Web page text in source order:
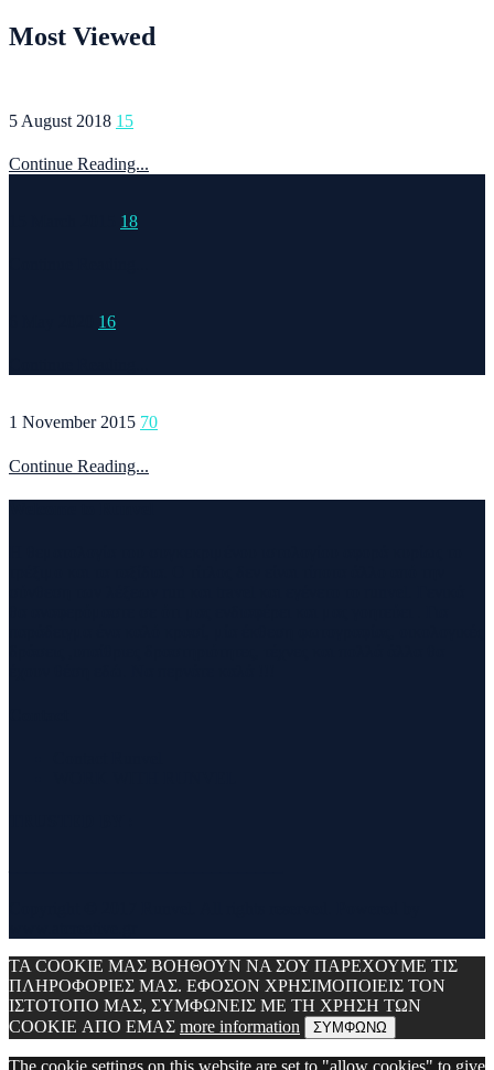
Most Viewed
5 August 2018 15
Continue Reading...
18
16
1 November 2015 70
Continue Reading...
ΤΑ COOKIE ΜΑΣ ΒΟΗΘΟΥΝ ΝΑ ΣΟΥ ΠΑΡΕΧΟΥΜΕ ΤΙΣ
ΠΛΗΡΟΦΟΡΙΕΣ ΜΑΣ. ΕΦΟΣΟΝ ΧΡΗΣΙΜΟΠΟΙΕΙΣ ΤΟΝ
ΙΣΤΟΤΟΠΟ ΜΑΣ, ΣΥΜΦΩΝΕΙΣ ΜΕ ΤΗ ΧΡΗΣΗ ΤΩΝ
COOKIE ΑΠΟ ΕΜΑΣ more information ΣΥΜΦΩΝΩ
The cookie settings on this website are set to "allow cookies" to give